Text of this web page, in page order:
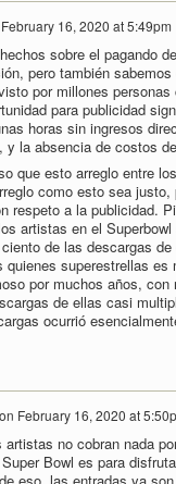
February 16, 2020 at 5:49pm
sobre el pagando
pero también
por millones
para publicidad
horas sin ingresos
y la absencia de costos
arreglo entre los
como esto sea
respeto a la publicidad.
artistas en el
de las descargas
superestrellas
por muchos años,
de ellas casi
ocurrió
February 16, 2020 at
no cobran nada
Bowl es para